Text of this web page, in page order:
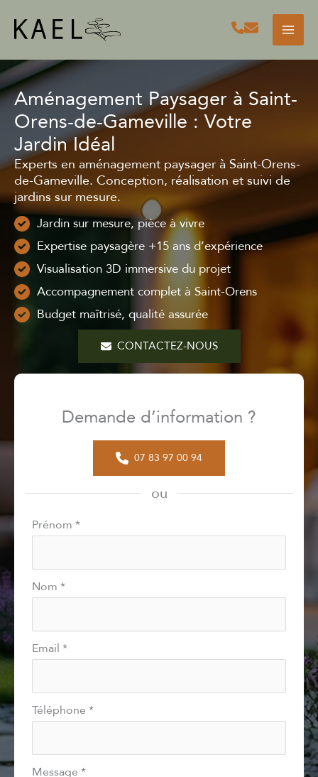
Aménagement Paysager à Saint-
Orens-de-Gameville : Votre
Jardin Idéal
Experts en aménagement paysager à Saint-Orens-
de-Gameville. Conception, réalisation et suivi de
jardins sur mesure.
Jardin sur mesure, pièce à vivre
Expertise paysagère +15 ans d’expérience
Visualisation 3D immersive du projet
Accompagnement complet à Saint-Orens
Budget maîtrisé, qualité assurée
CONTACTEZ-NOUS
Demande d’information ?
07 83 97 00 94
ou
Formulaire
avec
téléphone
Prénom *
Nom *
Email *
Téléphone *
Message *